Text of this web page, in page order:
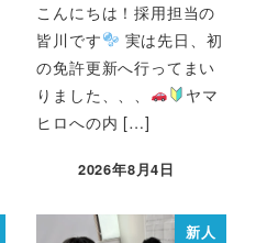
こんにちは！採用担当の
皆川です
実は先日、初
の免許更新へ行ってまい
りました、、、
ヤマ
ヒロへの内 […]
2026年8月4日
新人